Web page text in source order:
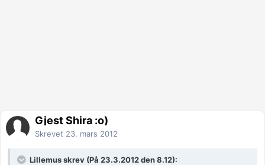
Gjest Shira :o)
Skrevet 23. mars 2012
Lillemus skrev (På 23.3.2012 den 8.12):